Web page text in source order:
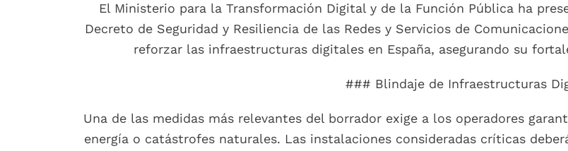
El Ministerio para la Transformación Digital y de la Función Pública ha
Decreto de Seguridad y Resiliencia de las Redes y Servicios de
reforzar las infraestructuras digitales en España, asegurando su
### Blindaje de Infraestructuras
Una de las medidas más relevantes del borrador exige a los operadores
energía o catástrofes naturales. Las instalaciones consideradas críticas